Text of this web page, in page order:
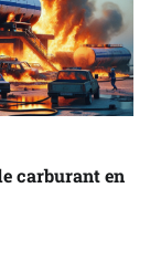
carburant en